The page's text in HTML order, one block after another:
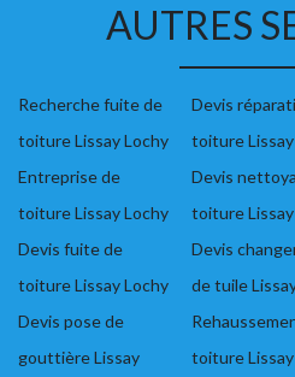
AUTRES
Recherche fuite de
toiture Lissay Lochy
Entreprise de
toiture Lissay Lochy
Devis fuite de
toiture Lissay Lochy
Devis pose de
gouttière Lissay
Devis
toiture
Devis
toiture
Devis
de tuile
toiture